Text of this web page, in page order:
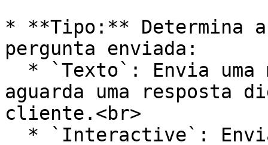
* **Tipo:** Determina
pergunta enviada:
aguarda uma resposta
cliente.<br>